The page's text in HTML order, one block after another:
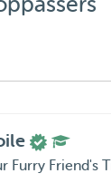
Furry Friend's